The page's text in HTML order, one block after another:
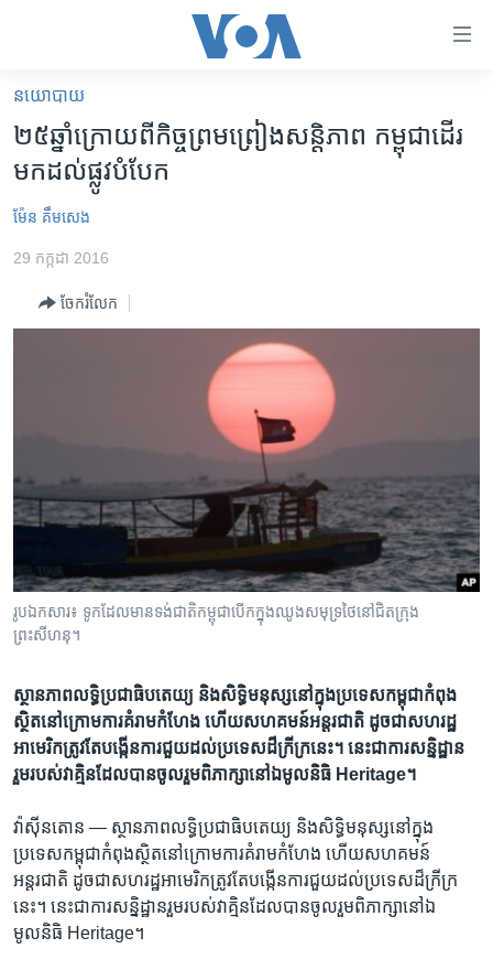
គេហទំព័រ​
ទាក់ទង
និង​
ចូល​
ទំព័រ​
រចនា
សម្ព័ន្ធ​
និង​
ទៅ​
ស្វែង​
អន្តរជាតិ
ហេឡូវីអូអេ
កម្ពុជាច្នៃប្រតិដ្ឋ
Khmer English
បណ្តាញ​សង្គម
ភាសា
នយោបាយ
២៥​ឆ្នាំ​ក្រោយ​ពី​កិច្ច​ព្រម​ព្រៀង​សន្តិភាព ​កម្ពុជា​ដើរ​
មក​ដល់​ផ្លូវ​បំបែក
ម៉ែន គឹមសេង
29 កក្កដា 2016
ចែករំលែក
រូបឯកសារ៖ ទូក​ដែល​មាន​ទង់​ជាតិ​កម្ពុជា​​​បើក​ក្នុង​ឈូង​សមុទ្រ​ថៃ​នៅ​ជិត​​ក្រុង​
ព្រះសីហនុ។
ស្ថានភាព​លទ្ធិ​ប្រជាធិបតេយ្យ​ និង​សិទ្ធិ​មនុស្ស​នៅ​ក្នុង​ប្រទេស​កម្ពុជា​កំពុង​
ស្ថិត​នៅ​ក្រោម​ការ​គំរាម​កំហែង​ ហើយ​សហគមន៍​អន្តរជាតិ​ ដូច​ជា​សហរដ្ឋ​
អាមេរិក​ត្រូវ​តែ​បង្កើន​ការ​ជួយ​ដល់​ប្រទេស​ដ៏ក្រីក្រ​នេះ​។ នេះ​ជា​ការសន្និដ្ឋាន​
រួម​របស់​វាគ្មិន​ដែល​បាន​ចូលរួម​ពិភាក្សា​នៅ​ឯ​មូលនិធិ​ Heritage។
វ៉ាស៊ីនតោន — ស្ថានភាព​លទ្ធិ​ប្រជាធិបតេយ្យ​ និង​សិទ្ធិ​មនុស្ស​នៅ​ក្នុង​
ប្រទេស​កម្ពុជា​កំពុង​ស្ថិត​នៅ​ក្រោម​ការ​គំរាម​កំហែង​ ហើយ​សហគមន៍​
អន្តរជាតិ​ ដូច​ជា​សហរដ្ឋ​អាមេរិក​ត្រូវ​តែ​បង្កើន​ការ​ជួយ​ដល់​ប្រទេស​ដ៏ក្រីក្រ​
នេះ​។ នេះ​ជា​ការសន្និដ្ឋាន​រួម​របស់​វាគ្មិន​ដែល​បាន​ចូលរួម​ពិភាក្សា​នៅ​ឯ​
មូលនិធិ​ Heritage។